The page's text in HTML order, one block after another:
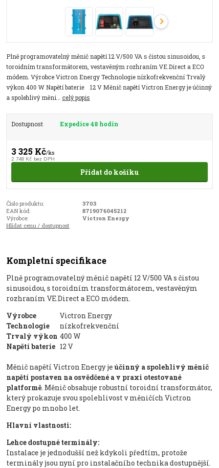
Plně programovatelný měnič napětí 12 V/500 VA s čistou sinusoidou, s
toroidním transformátorem, vestavěným rozhraním VE.Direct a ECO
módem. Výrobce Victron Energy Technologie nízkofrekvenční Trvalý
výkon 400 W Napětí baterie 12 V Měnič napětí Victron Energy je účinný
a spolehlivý měni...celý popis
Dostupnost Expedice 48 hodin
3 325 Kč/ks
2 748 Kč bez DPH
Přidat do košíku
Číslo produktu:
3703
EAN kód:
8719076045212
Výrobce:
Victron Energy
Hlídat cenu / dostupnost
Kompletní specifikace
Plně programovatelný měnič napětí 12 V/500 VA s čistou
sinusoidou, s toroidním transformátorem, vestavěným
rozhraním VE.Direct a ECO módem.
Výrobce
Victron Energy
Technologie
nízkofrekvenční
Trvalý výkon 400 W
Napětí baterie 12 V
Měnič napětí Victron Energy jeúčinný a spolehlivý měnič
napětí postaven na osvědčené a v praxi otestované
platformě. Měnič obsahuje robustní toroidní transformátor,
který prokazuje svou spolehlivost v měničích Victron
Energy po mnoho let.
Hlavní vlastnosti:
Lehce dostupné terminály:
Instalace je jednodušší než kdykoli předtím, protože
terminály jsou nyní pro instalačního technika dostupnější.